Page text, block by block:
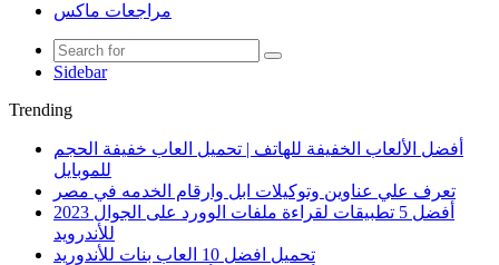
مراجعات ماكس
Sidebar
Trending
أفضل الألعاب الخفيفة للهاتف | تحميل العاب خفيفة الحجم
للموبايل
تعرف علي عناوين وتوكيلات ابل وارقام الخدمه في مصر
أفضل 5 تطبيقات لقراءة ملفات الوورد على الجوال 2023
للأندرويد
تحميل افضل 10 العاب بنات للأندوريد